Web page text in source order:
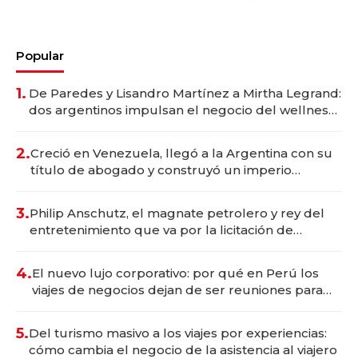
Popular
1. De Paredes y Lisandro Martínez a Mirtha Legrand:
dos argentinos impulsan el negocio del wellness
2.Creció en Venezuela, llegó a la Argentina con su
título de abogado y construyó un imperio
3.Philip Anschutz, el magnate petrolero y rey del
entretenimiento que va por la licitación de
4.El nuevo lujo corporativo: por qué en Perú los
viajes de negocios dejan de ser reuniones para
5.Del turismo masivo a los viajes por experiencias:
cómo cambia el negocio de la asistencia al viajero